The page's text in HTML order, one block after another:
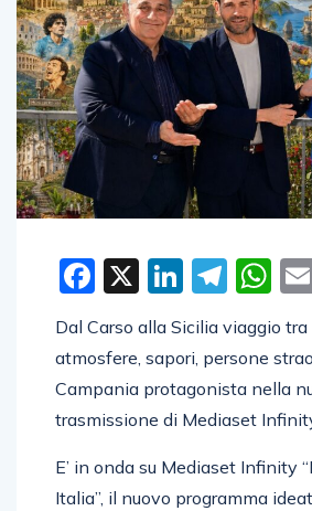
Facebook
X
Dal Carso alla Sicilia viaggio tra
atmosfere, sapori, persone
Campania protagonista nella
trasmissione di Mediaset
E’ in onda su Mediaset Infinity
Italia”, il nuovo programma